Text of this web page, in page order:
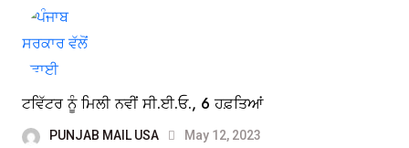
ਟਵਿੱਟਰ ਨੂੰ ਮਿਲੀ ਨਵੀਂ ਸੀ.ਈ.ਓ., 6 ਹਫ਼ਤਿਆਂ
PUNJAB MAIL USA May 12, 2023